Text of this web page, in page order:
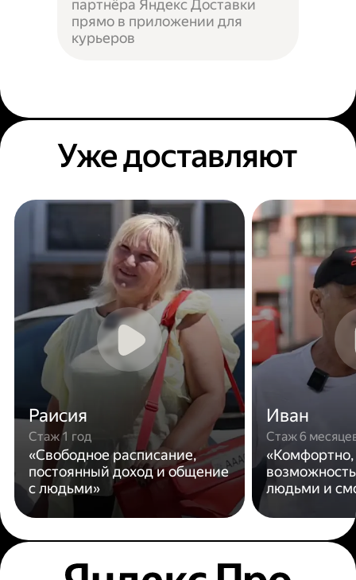
партнёра Яндекс Доставки
прямо в приложении для
курьеров
Уже доставляют
Раисия
Стаж 1 год
«Свободное расписание,
постоянный доход и общение
с людьми»
Иван
Стаж 6
людьми и